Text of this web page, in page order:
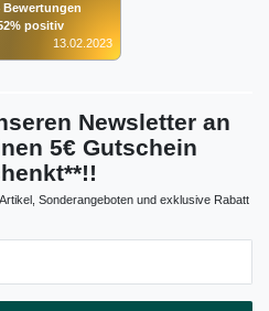
Bewertungen
positiv
13.02.2023
Newsletter an
5€ Gutschein
Sonderangeboten und exklusive Rabatt